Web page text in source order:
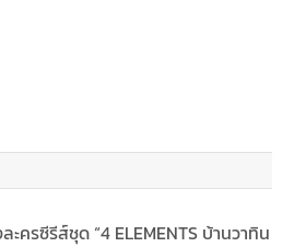
ะครซีรีส์ชุด “4 ELEMENTS บ้านวาทิน